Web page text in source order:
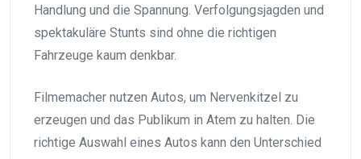
Handlung und die Spannung. Verfolgungsjagden und
spektakuläre Stunts sind ohne die richtigen
Fahrzeuge kaum denkbar.
Filmemacher nutzen Autos, um Nervenkitzel zu
erzeugen und das Publikum in Atem zu halten. Die
richtige Auswahl eines Autos kann den Unterschied